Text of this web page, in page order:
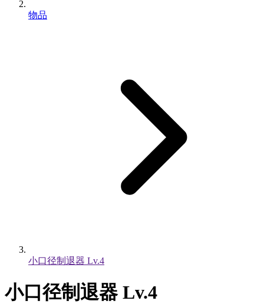
物品
小口径制退器 Lv.4
小口径制退器 Lv.4